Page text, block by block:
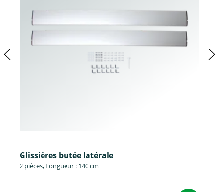
Glissières butée latérale
2 pièces, Longueur : 140 cm